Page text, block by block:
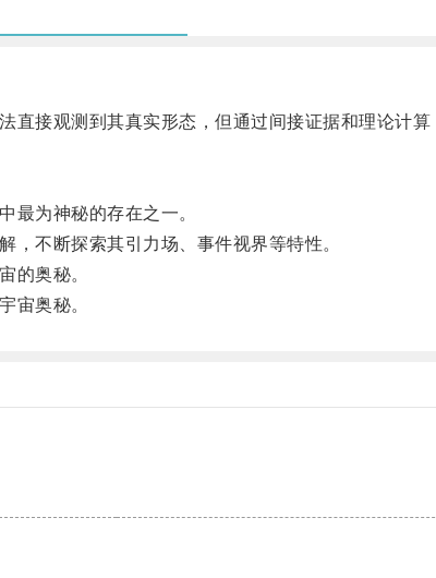
接观测到其真实形态，但通过间接证据和理论计算
为神秘的存在之一。
不断探索其引力场、事件视界等特性。
的奥秘。
宙奥秘。